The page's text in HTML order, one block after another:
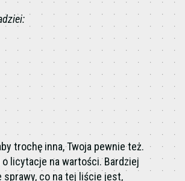
trochę inna, Twoja pewnie też.
licytacje na wartości. Bardziej
sprawy, co na tej liście jest,